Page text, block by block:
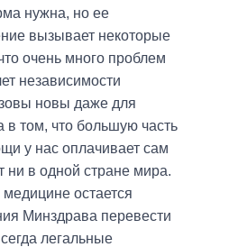
нужна, но ее
вызывает некоторые
очень много проблем
независимости
новы даже для
том, что большую часть
у нас оплачивает сам
ни в одной стране мира.
остается
Минздрава перевести
легальные